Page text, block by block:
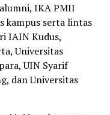
IKA PMII
kampus serta lintas
IAIN Kudus,
Universitas
UIN Syarif
dan Universitas